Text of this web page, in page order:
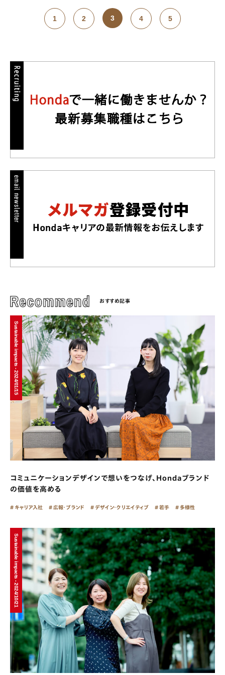
1 2 3 4 5
おすすめ記事
Sustainable impacts - 2024/01/15
コミュニケーションデザインで想いをつなげ、Hondaブランド
の価値を高める
キャリア入社 広報・ブランド デザイン・クリエイティブ 若手 多様性
Sustainable impacts - 2024/10/21